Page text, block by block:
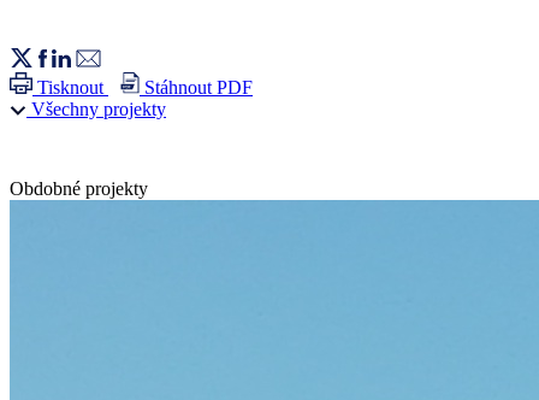
Tisknout
Stáhnout PDF
Všechny projekty
Obdobné projekty